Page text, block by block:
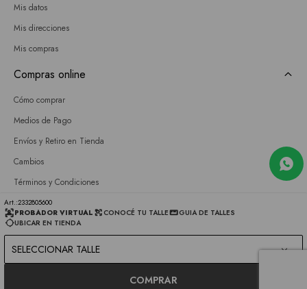
2332805600
PROBADOR VIRTUAL
CONOCÉ TU TALLE
GUIA DE TALLES
UBICAR EN TIENDA
SELECCIONAR TALLE
COMPRAR
Mis datos
Mis direcciones
Mis compras
Compras online
Cómo comprar
Medios de Pago
Envíos y Retiro en Tienda
Cambios
Términos y Condiciones
GIFT CARD
Empresa
Sobre nosotros